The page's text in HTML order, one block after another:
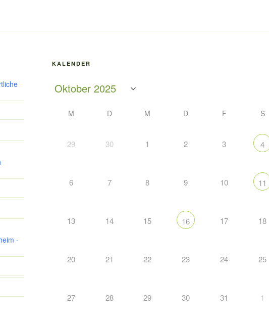
-
KALENDER
M D M D F S
29 30 1 2 3 4
6 7 8 9 10 11
13 14 15 16 17 18
20 21 22 23 24 25
27 28 29 30 31 1